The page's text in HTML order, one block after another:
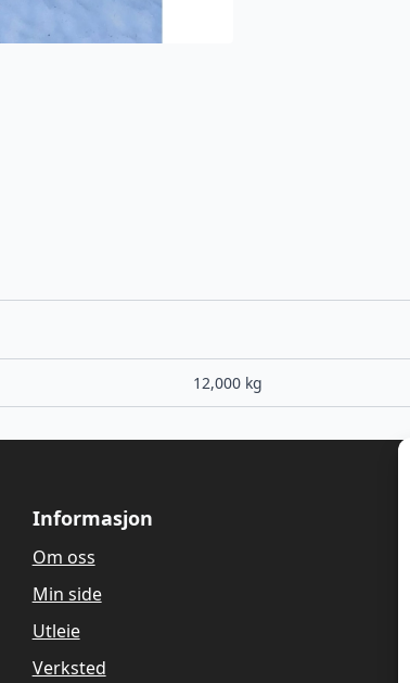
12,000 kg
Informasjon
Om oss
Min side
Utleie
Verksted